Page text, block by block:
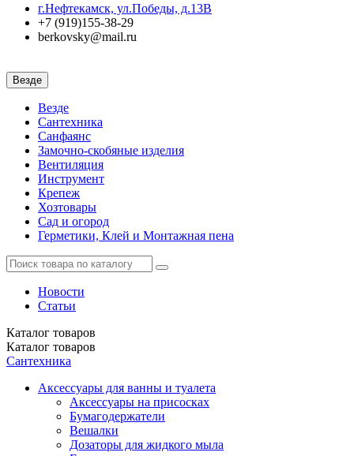
г.Нефтекамск, ул.Победы, д.13В
+7 (919)155-38-29
berkovsky@mail.ru
Везде
Везде
Сантехника
Санфаянс
Замочно-скобяные изделия
Вентиляция
Инструмент
Крепеж
Хозтовары
Сад и огород
Герметики, Клей и Монтажная пена
Новости
Статьи
Каталог товаров
Каталог товаров
Сантехника
Аксессуары для ванны и туалета
Аксессуары на присосках
Бумагодержатели
Вешалки
Дозаторы для жидкого мыла